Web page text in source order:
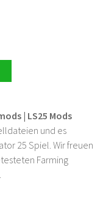
| LS25 Mods
und es
25 Spiel. Wir freuen
Farming